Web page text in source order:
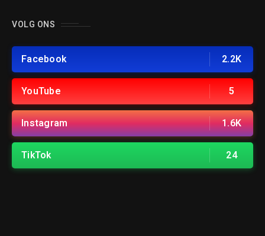
VOLG ONS
Facebook 2.2K
YouTube 5
Instagram 1.6K
TikTok 24